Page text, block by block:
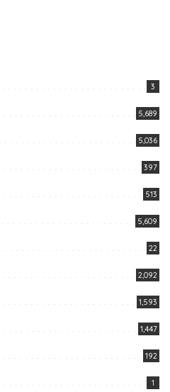
3
5,689
5,036
397
513
5,609
22
2,092
1,593
1,447
192
1